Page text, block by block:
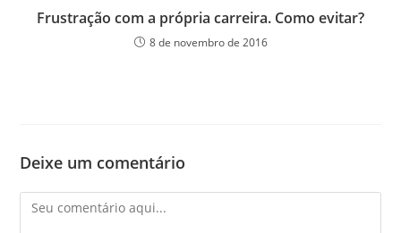
Frustração com a própria carreira. Como evitar?
8 de novembro de 2016
Deixe um comentário